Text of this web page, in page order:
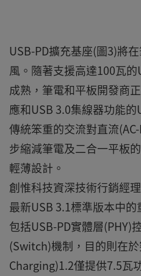
USB-PD擴充基座(圖3)將
風。隨著支援高達100瓦
成熟，筆電和平板開發商
應和USB 3.0集線器功能
傳統笨重的交流對直流
步縮減筆電及二合一平板
輕薄設計。
創惟科技資深技術行銷經
最新USB 3.1標準版本中
包括USB-PD實體層(PHY)
(Switch)機制，目的則在
Charging)1.2僅提供7.5瓦